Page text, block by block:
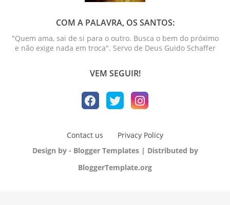
COM A PALAVRA, OS SANTOS:
"Quem ama, sai de si para o outro. Busca o bem do próximo
e não exige nada em troca". Servo de Deus Guido Schaffer
VEM SEGUIR!
Contact us
Privacy Policy
Design by - Blogger Templates | Distributed by
BloggerTemplate.org